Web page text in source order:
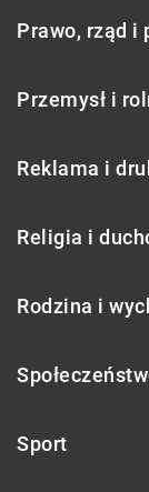
Prawo, rząd i
Przemysł i
Reklama i
Religia i
Rodzina i
Sport